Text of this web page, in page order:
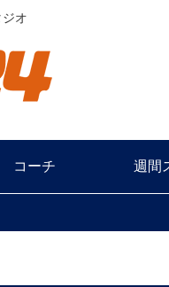
オ
コーチ 週間